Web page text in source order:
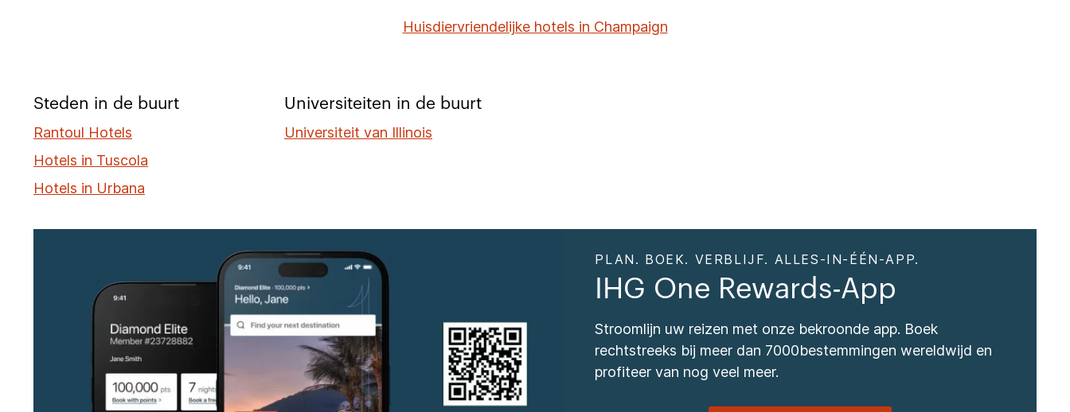
Huisdiervriendelijke hotels in Champaign
Steden in de buurt
Rantoul Hotels
Hotels in Tuscola
Hotels in Urbana
Universiteiten in de buurt
Universiteit van Illinois
PLAN. BOEK. VERBLIJF. ALLES-IN-ÉÉN-APP.
IHG One Rewards-App
Stroomlijn uw reizen met onze bekroonde app. Boek
rechtstreeks bij meer dan 7000bestemmingen wereldwijd en
profiteer van nog veel meer.